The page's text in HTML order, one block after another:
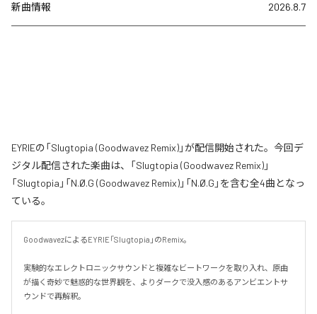
新曲情報 2026.8.7
EYRIEの「Slugtopia (Goodwavez Remix)」が配信開始された。今回デ
ジタル配信された楽曲は、「Slugtopia (Goodwavez Remix)」
「Slugtopia」「N.Ø.G (Goodwavez Remix)」「N.Ø.G」を含む全4曲となっ
ている。
GoodwavezによるEYRIE「Slugtopia」のRemix。
実験的なエレクトロニックサウンドと複雑なビートワークを取り入れ、原曲
が描く奇妙で魅惑的な世界観を、よりダークで没入感のあるアンビエントサ
ウンドで再解釈。